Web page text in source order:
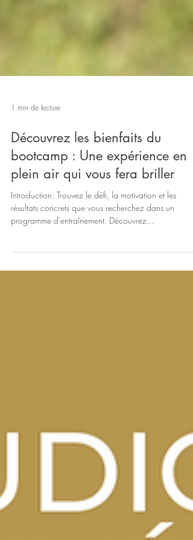
1 min de lecture
Découvrez les bienfaits du
bootcamp : Une expérience en
plein air qui vous fera briller
résultats concrets que vous recherchez dans un